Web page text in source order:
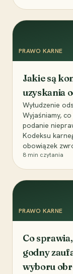
PRAWO KARNE
Jakie są
uzyskania
Wyłudzenie
Wyjaśniamy,
podanie
Kodeksu
obowiązek
8 min czytania
PRAWO KARNE
Co
godny
wyboru